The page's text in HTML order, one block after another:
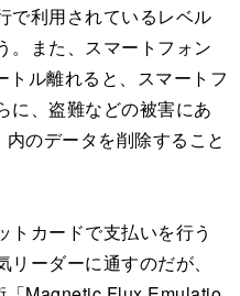
で利用されているレベル
。また、スマートフォン
ル離れると、スマートフ
に、盗難などの被害にあ
のデータを削除すること
カードで支払いを行う
ーダーに通すのだが、